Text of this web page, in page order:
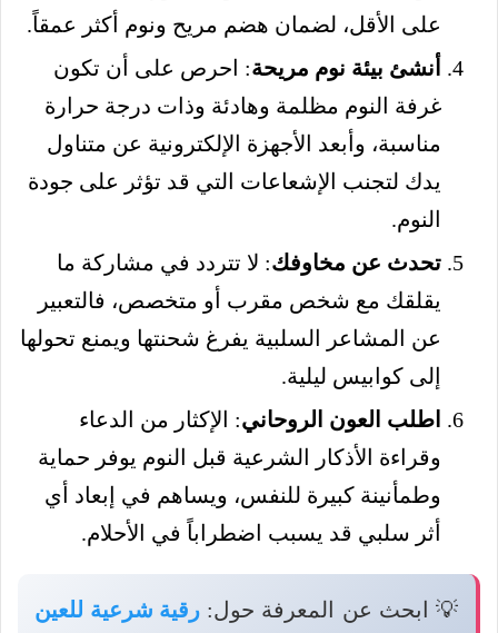
على الأقل، لضمان هضم مريح ونوم أكثر عمقاً.
أنشئ بيئة نوم مريحة: احرص على أن تكون
غرفة النوم مظلمة وهادئة وذات درجة حرارة
مناسبة، وأبعد الأجهزة الإلكترونية عن متناول
يدك لتجنب الإشعاعات التي قد تؤثر على جودة
النوم.
تحدث عن مخاوفك: لا تتردد في مشاركة ما
يقلقك مع شخص مقرب أو متخصص، فالتعبير
عن المشاعر السلبية يفرغ شحنتها ويمنع تحولها
إلى كوابيس ليلية.
اطلب العون الروحاني: الإكثار من الدعاء
وقراءة الأذكار الشرعية قبل النوم يوفر حماية
وطمأنينة كبيرة للنفس، ويساهم في إبعاد أي
أثر سلبي قد يسبب اضطراباً في الأحلام.
💡 ابحث عن المعرفة حول: رقية شرعية للعين